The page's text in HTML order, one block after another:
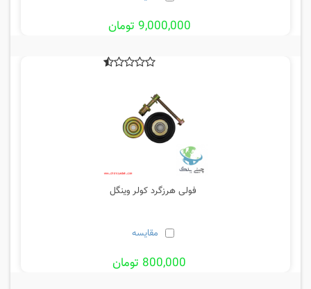
9,000,000 تومان
فولی هرزگرد کولر وینگل
مقایسه
800,000 تومان